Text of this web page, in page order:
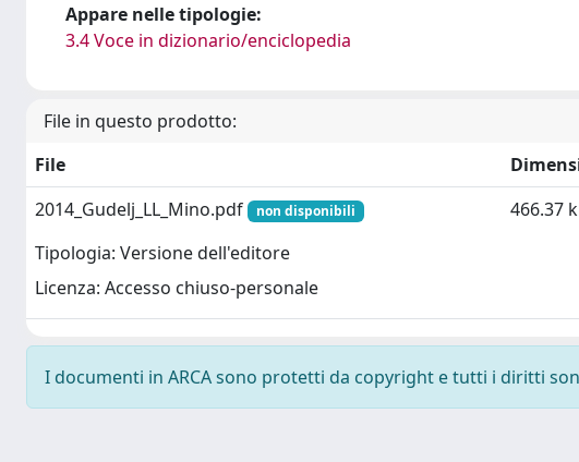
Appare nelle tipologie:
3.4 Voce in dizionario/enciclopedia
File in questo prodotto:
File
2014_Gudelj_LL_Mino.pdf
non disponibili
Tipologia: Versione dell'editore
Licenza: Accesso chiuso-personale
466.37
I documenti in ARCA sono protetti da copyright e tutti i diritti